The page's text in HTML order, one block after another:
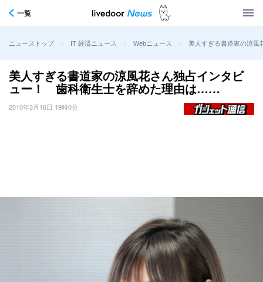
一覧
ニューストップ > IT 経済ニュース > Webニュース > 美人すぎる書道家の涼
美人すぎる書道家の涼風花さん独占インタビ
ュー！ 歯科衛生士を辞めた理由は……
2010年3月16日 19時0分